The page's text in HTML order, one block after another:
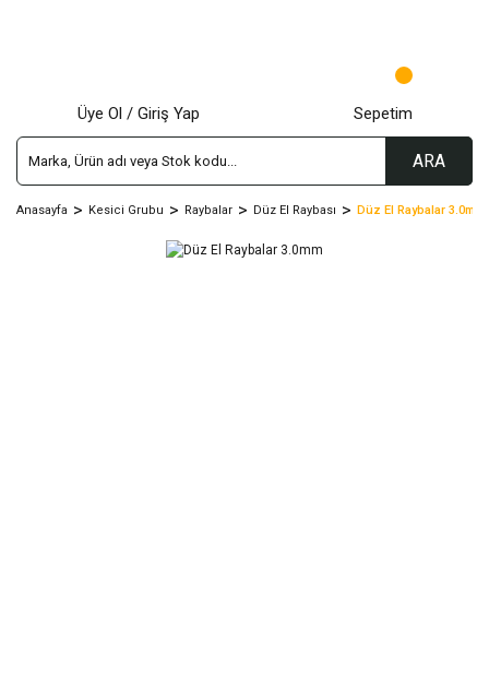
ARA
Üye Ol / Giriş Yap Sepetim
Anasayfa Kesici Grubu Raybalar Düz El Raybası Düz El Raybalar 3.0mm